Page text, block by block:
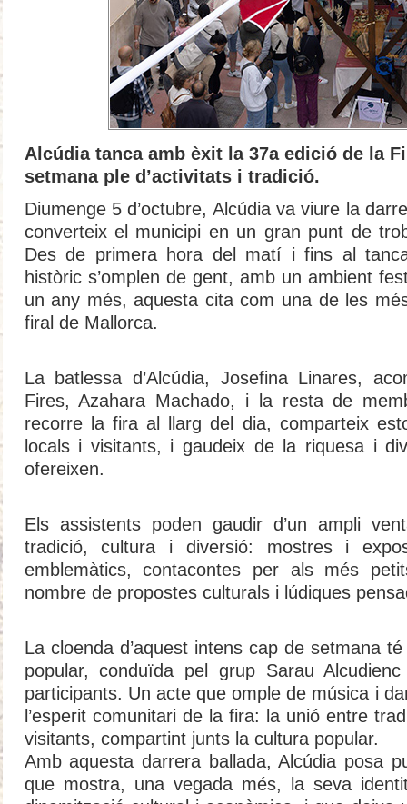
Alcúdia tanca amb èxit la 37a edició de la
setmana ple d’activitats i tradició.
Diumenge 5 d’octubre, Alcúdia va viure la
converteix el municipi en un gran punt de
Des de primera hora del matí i fins al
històric s’omplen de gent, amb un ambient
un any més, aquesta cita com una de les
firal de Mallorca.
La batlessa d’Alcúdia, Josefina Linares,
Fires, Azahara Machado, i la resta de
recorre la fira al llarg del dia, comparteix
locals i visitants, i gaudeix de la riquesa i
ofereixen.
Els assistents poden gaudir d’un ampli
tradició, cultura i diversió: mostres i
emblemàtics, contacontes per als més
nombre de propostes culturals i lúdiques
La cloenda d’aquest intens cap de setmana
popular, conduïda pel grup Sarau
participants. Un acte que omple de música i
l’esperit comunitari de la fira: la unió entre
visitants, compartint junts la cultura popular.
Amb aquesta darrera ballada, Alcúdia posa
que mostra, una vegada més, la seva